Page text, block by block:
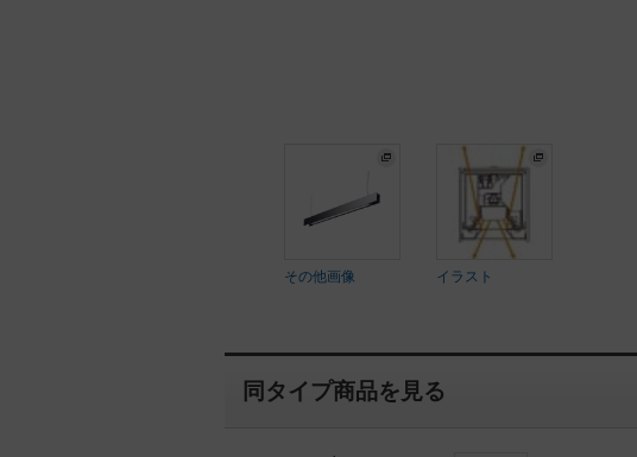
その他画像 イラスト
同タイプ商品を見る